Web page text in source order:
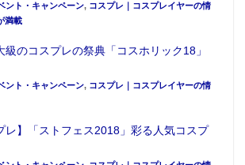
ント・キャンペーン, コスプレ｜コスプレイヤーの情
満載
級のコスプレの祭典「コスホリック18」
ント・キャンペーン, コスプレ｜コスプレイヤーの情
レ】「ストフェス2018」彩る人気コスプ